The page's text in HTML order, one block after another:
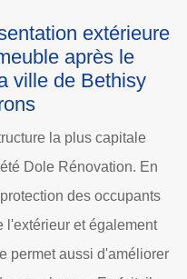
par Dole
des
lichens et les algues
et cela va engendrer
problèmes comme la
des matériaux et la
de nettoyage sont